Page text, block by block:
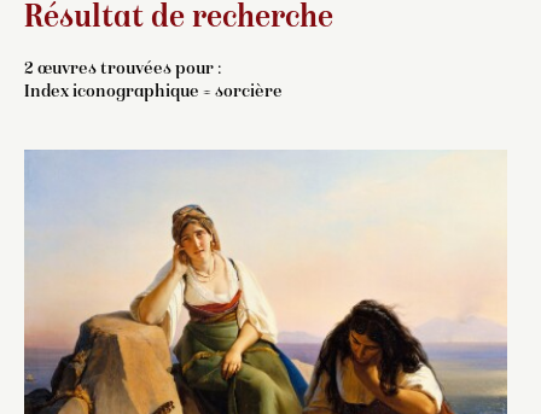
Résultat de recherche
2 œuvres trouvées pour :
Index iconographique = sorcière